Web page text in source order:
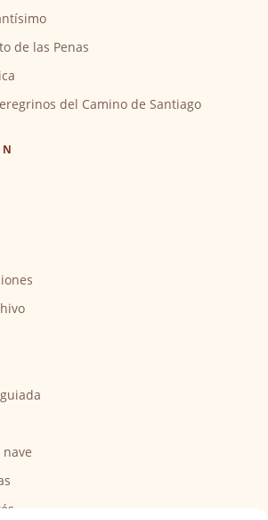
de las Penas
del Camino de Santiago
nave